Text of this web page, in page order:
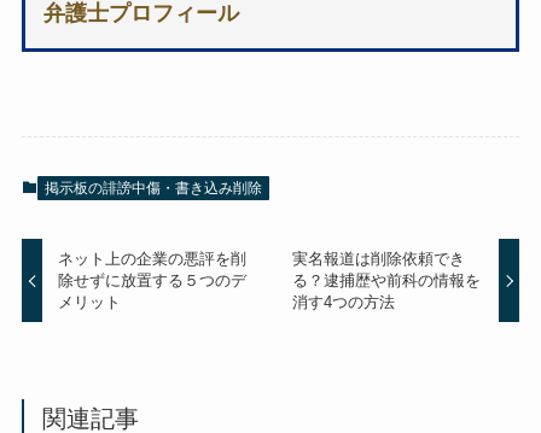
弁護士プロフィール
掲示板の誹謗中傷・書き込み削除
ネット上の企業の悪評を削
除せずに放置する５つのデ
メリット
実名報道は削除依頼でき
る？逮捕歴や前科の情報を
消す4つの方法
関連記事